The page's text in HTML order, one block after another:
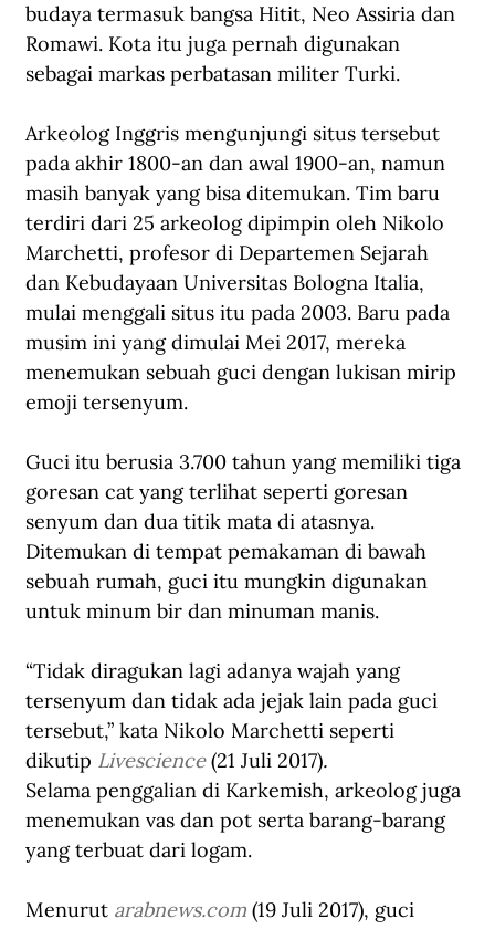
budaya termasuk bangsa Hitit, Neo Assiria dan
Romawi. Kota itu juga pernah digunakan
sebagai markas perbatasan militer Turki.
Arkeolog Inggris mengunjungi situs tersebut
pada akhir 1800-an dan awal 1900-an, namun
masih banyak yang bisa ditemukan. Tim baru
terdiri dari 25 arkeolog dipimpin oleh Nikolo
Marchetti, profesor di Departemen Sejarah
dan Kebudayaan Universitas Bologna Italia,
mulai menggali situs itu pada 2003. Baru pada
musim ini yang dimulai Mei 2017, mereka
menemukan sebuah guci dengan lukisan mirip
emoji tersenyum.
Guci itu berusia 3.700 tahun yang memiliki tiga
goresan cat yang terlihat seperti goresan
senyum dan dua titik mata di atasnya.
Ditemukan di tempat pemakaman di bawah
sebuah rumah, guci itu mungkin digunakan
untuk minum bir dan minuman manis.
“Tidak diragukan lagi adanya wajah yang
tersenyum dan tidak ada jejak lain pada guci
tersebut,” kata Nikolo Marchetti seperti
dikutip Livescience (21 Juli 2017).
Selama penggalian di Karkemish, arkeolog juga
menemukan vas dan pot serta barang-barang
yang terbuat dari logam.
Menurut arabnews.com (19 Juli 2017), guci